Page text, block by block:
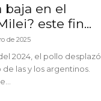
baja en el
este fin...
de 2025
2024, el pollo
las y los argentinos.